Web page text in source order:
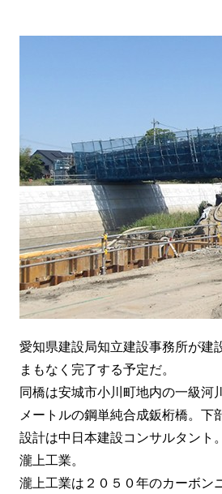
愛知県建設局知立建設事務所が建
まもなく完了する予定だ。
同橋は安城市小川町地内の一級河
メートルの鋼単純合成鈑桁橋。下
設計は中日本建設コンサルタント
瀧上工業。
瀧上工業は２０５０年のカーボン